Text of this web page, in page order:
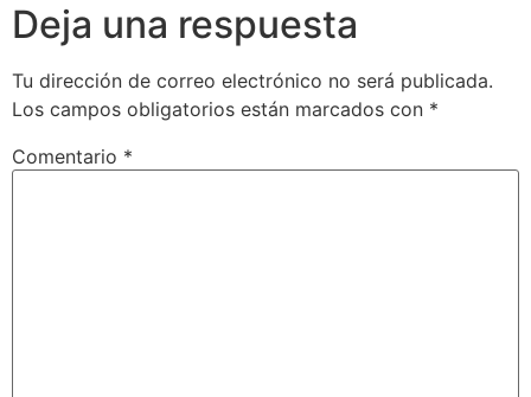
Deja una respuesta
Tu dirección de correo electrónico no será publicada.
Los campos obligatorios están marcados con *
Comentario *